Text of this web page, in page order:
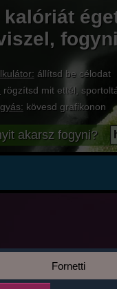
kalóriát
állítsd be célodat
rögzítsd mit ettél,
kövesd grafikonon
akarsz fogyni?
Fornetti